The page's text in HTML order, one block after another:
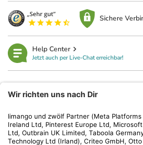
Sichere
Help Center
Jetzt auch per Live-Chat erreichbar!
Kundenservice